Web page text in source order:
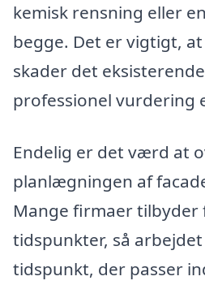
kemisk rensning eller
begge. Det er vigtigt,
skader det
professionel vurdering
Endelig er det værd at
planlægningen af
Mange firmaer tilbyder
tidspunkter, så
tidspunkt, der passer